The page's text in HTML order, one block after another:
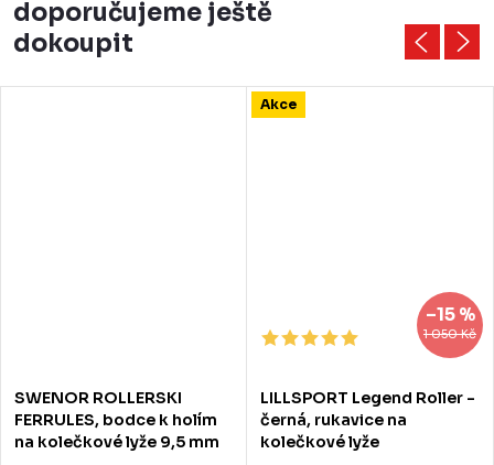
doporučujeme ještě
dokoupit
SWENOR ROLLERSKI
FERRULES, bodce k holím
na kolečkové lyže 9,5 mm
Akce
1 050 Kč
–15 %
LILLSPORT Legend Roller -
černá, rukavice na
kolečkové lyže